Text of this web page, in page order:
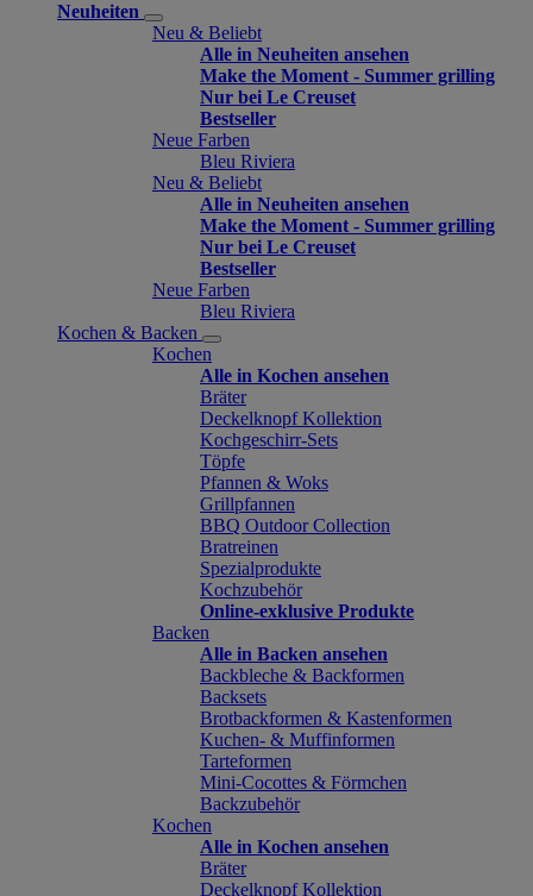
Neuheiten
Neu & Beliebt
Alle in Neuheiten ansehen
Make the Moment - Summer grilling
Nur bei Le Creuset
Bestseller
Neue Farben
Bleu Riviera
Neu & Beliebt
Alle in Neuheiten ansehen
Make the Moment - Summer grilling
Nur bei Le Creuset
Bestseller
Neue Farben
Bleu Riviera
Kochen & Backen
Kochen
Alle in Kochen ansehen
Bräter
Deckelknopf Kollektion
Kochgeschirr-Sets
Töpfe
Pfannen & Woks
Grillpfannen
BBQ Outdoor Collection
Bratreinen
Spezialprodukte
Kochzubehör
Online-exklusive Produkte
Backen
Alle in Backen ansehen
Backbleche & Backformen
Backsets
Brotbackformen & Kastenformen
Kuchen- & Muffinformen
Tarteformen
Mini-Cocottes & Förmchen
Backzubehör
Kochen
Alle in Kochen ansehen
Bräter
Deckelknopf Kollektion